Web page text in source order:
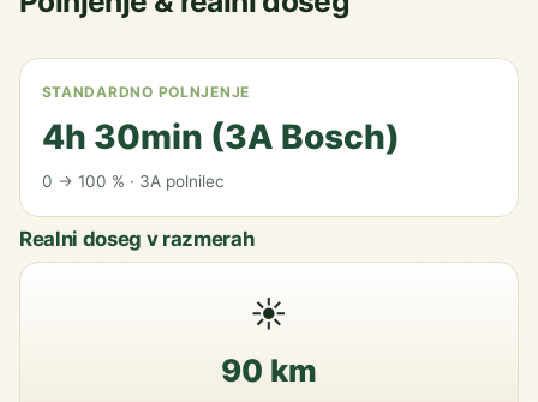
STANDARDNO POLNJENJE
4h 30min (3A Bosch)
0 → 100 % · 3A polnilec
Realni doseg v razmerah
☀️
90 km